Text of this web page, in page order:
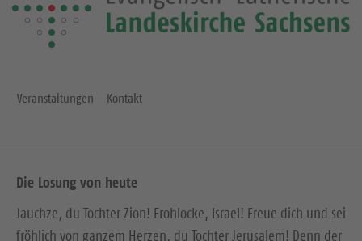
Veranstaltungen Kontakt
Die Losung von heute
Jauchze, du Tochter Zion! Frohlocke, Israel! Freue dich und sei
fröhlich von ganzem Herzen, du Tochter Jerusalem! Denn der